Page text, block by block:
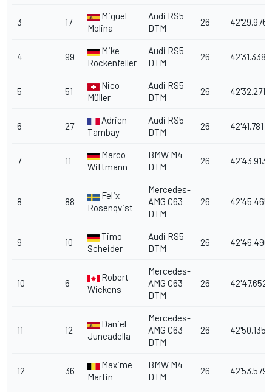
3 17
Miguel
Molina
Audi RS5
DTM
26 42'29.976
4 99
Mike
Rockenfeller
Audi RS5
DTM
26 42'31.338
5 51
Nico
Müller
Audi RS5
DTM
26 42'32.271
6 27
Adrien
Tambay
Audi RS5
DTM
26 42'41.781
7 11
Marco
Wittmann
BMW M4
DTM
26 42'43.913
8 88
Felix
Rosenqvist
Mercedes-
AMG C63
DTM
26 42'45.465
9 10
Timo
Scheider
Audi RS5
DTM
26 42'46.490
10 6
Robert
Wickens
Mercedes-
AMG C63
DTM
26 42'47.652
11 12
Daniel
Juncadella
Mercedes-
AMG C63
DTM
26 42'50.135
12 36
Maxime
Martin
BMW M4
DTM
26 42'53.579